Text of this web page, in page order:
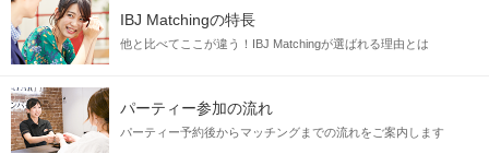
IBJ Matchingの特長
他と比べてここが違う！IBJ Matchingが選ばれる理由とは
パーティー参加の流れ
パーティー予約後からマッチングまでの流れをご案内します